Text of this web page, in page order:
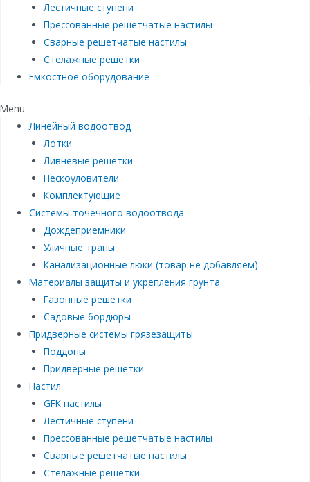
Лестичные ступени
Прессованные решетчатые настилы
Сварные решетчатые настилы
Стелажные решетки
Емкостное оборудование
Menu
Линейный водоотвод
Лотки
Ливневые решетки
Пескоуловители
Комплектующие
Системы точечного водоотвода
Дождеприемники
Уличные трапы
Канализационные люки (товар не добавляем)
Материалы защиты и укрепления грунта
Газонные решетки
Садовые бордюры
Придверные системы грязезащиты
Поддоны
Придверные решетки
Настил
GFK настилы
Лестичные ступени
Прессованные решетчатые настилы
Сварные решетчатые настилы
Стелажные решетки